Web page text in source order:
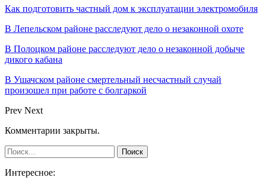
Как подготовить частный дом к эксплуатации электромобиля
В Лепельском районе расследуют дело о незаконной охоте
В Полоцком районе расследуют дело о незаконной добыче
дикого кабана
В Ушачском районе смертельный несчастный случай
произошел при работе с болгаркой
Prev Next
Комментарии закрыты.
Интересное: